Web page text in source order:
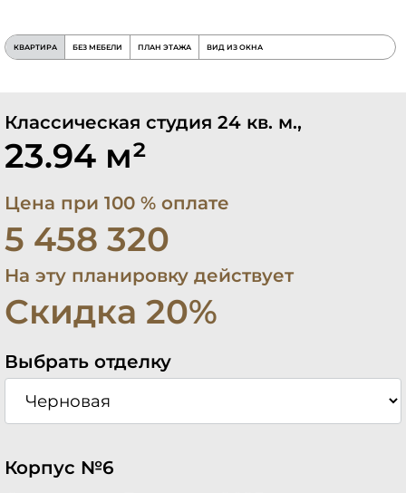
Классическая студия 24 кв. м.,
23.94 м²
Цена при 100 % оплате
5 458 320
На эту планировку действует
Скидка 20%
Выбрать отделку
Корпус №6
КВАРТИРА БЕЗ МЕБЕЛИ ПЛАН ЭТАЖА ВИД ИЗ ОКНА